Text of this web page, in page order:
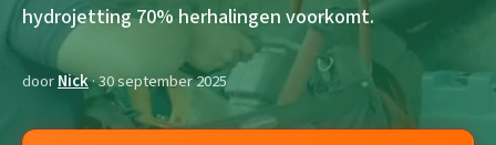
hydrojetting 70% herhalingen voorkomt.
doorNick· 30 september 2025